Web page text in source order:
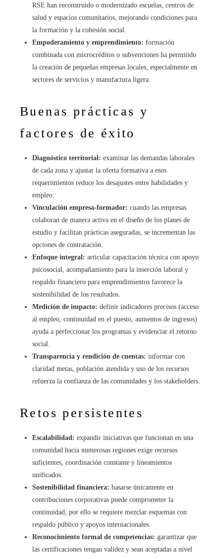
RSE han reconstruido o modernizado escuelas, centros de
salud y espacios comunitarios, mejorando condiciones para
la formación y la cohesión social.
Empoderamiento y emprendimiento: formación
combinada con microcréditos o subvenciones ha permitido
la creación de pequeñas empresas locales, especialmente en
sectores de servicios y manufactura ligera.
Buenas prácticas y
factores de éxito
Diagnóstico territorial: examinar las demandas laborales
de cada zona y ajustar la oferta formativa a esos
requerimientos reduce los desajustes entre habilidades y
empleo.
Vinculación empresa-formador: cuando las empresas
colaboran de manera activa en el diseño de los planes de
estudio y facilitan prácticas aseguradas, se incrementan las
opciones de contratación.
Enfoque integral: articular capacitación técnica con apoyo
psicosocial, acompañamiento para la inserción laboral y
respaldo financiero para emprendimientos favorece la
sostenibilidad de los resultados.
Medición de impacto: definir indicadores precisos (acceso
al empleo, continuidad en el puesto, aumentos de ingresos)
ayuda a perfeccionar los programas y evidenciar el retorno
social.
Transparencia y rendición de cuentas: informar con
claridad metas, población atendida y uso de los recursos
refuerza la confianza de las comunidades y los stakeholders.
Retos persistentes
Escalabilidad: expandir iniciativas que funcionan en una
comunidad hacia numerosas regiones exige recursos
suficientes, coordinación constante y lineamientos
unificados.
Sostenibilidad financiera: basarse únicamente en
contribuciones corporativas puede comprometer la
continuidad; por ello se requiere mezclar esquemas con
respaldo público y apoyos internacionales.
Reconocimiento formal de competencias: garantizar que
las certificaciones tengan validez y sean aceptadas a nivel